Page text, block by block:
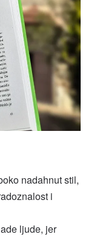
nadahnut stil,
i
ljude, jer